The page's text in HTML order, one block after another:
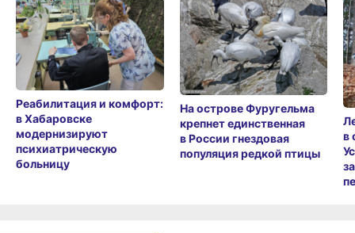
Реабилитация и комфорт:
в Хабаровске
модернизируют
психиатрическую
больницу
На острове Фуругельма
крепнет единственная
в России гнездовая
популяция редкой птицы
в